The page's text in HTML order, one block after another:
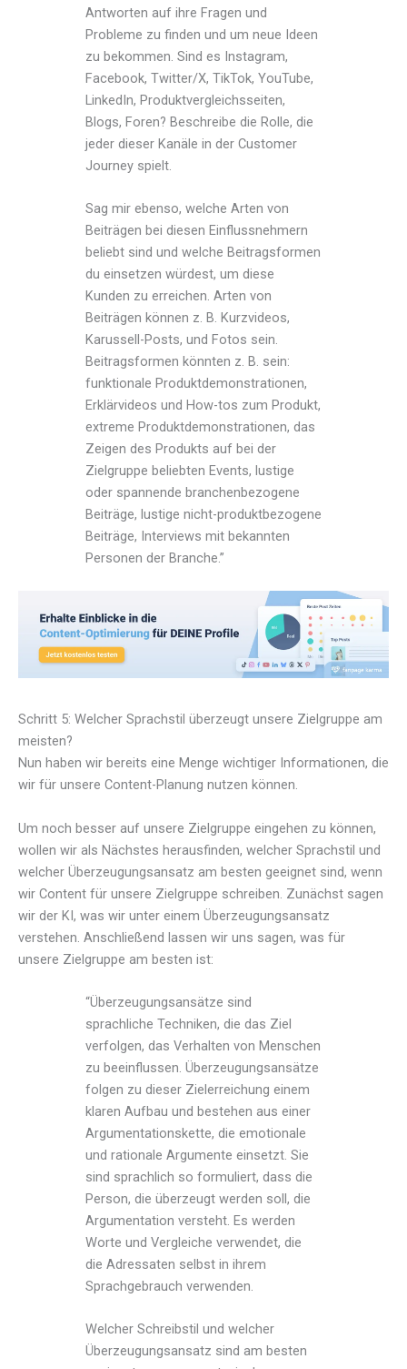
Antworten auf ihre Fragen und
Probleme zu finden und um neue Ideen
zu bekommen. Sind es Instagram,
Facebook, Twitter/X, TikTok, YouTube,
LinkedIn, Produktvergleichsseiten,
Blogs, Foren? Beschreibe die Rolle, die
jeder dieser Kanäle in der Customer
Journey spielt.
Sag mir ebenso, welche Arten von
Beiträgen bei diesen Einflussnehmern
beliebt sind und welche Beitragsformen
du einsetzen würdest, um diese
Kunden zu erreichen. Arten von
Beiträgen können z. B. Kurzvideos,
Karussell-Posts, und Fotos sein.
Beitragsformen könnten z. B. sein:
funktionale Produktdemonstrationen,
Erklärvideos und How-tos zum Produkt,
extreme Produktdemonstrationen, das
Zeigen des Produkts auf bei der
Zielgruppe beliebten Events, lustige
oder spannende branchenbezogene
Beiträge, lustige nicht-produktbezogene
Beiträge, Interviews mit bekannten
Personen der Branche.”
Schritt 5: Welcher Sprachstil überzeugt unsere Zielgruppe am
meisten?
Nun haben wir bereits eine Menge wichtiger Informationen, die
wir für unsere Content-Planung nutzen können.
Um noch besser auf unsere Zielgruppe eingehen zu können,
wollen wir als Nächstes herausfinden, welcher Sprachstil und
welcher Überzeugungsansatz am besten geeignet sind, wenn
wir Content für unsere Zielgruppe schreiben. Zunächst sagen
wir der KI, was wir unter einem Überzeugungsansatz
verstehen. Anschließend lassen wir uns sagen, was für
unsere Zielgruppe am besten ist:
“Überzeugungsansätze sind
sprachliche Techniken, die das Ziel
verfolgen, das Verhalten von Menschen
zu beeinflussen. Überzeugungsansätze
folgen zu dieser Zielerreichung einem
klaren Aufbau und bestehen aus einer
Argumentationskette, die emotionale
und rationale Argumente einsetzt. Sie
sind sprachlich so formuliert, dass die
Person, die überzeugt werden soll, die
Argumentation versteht. Es werden
Worte und Vergleiche verwendet, die
die Adressaten selbst in ihrem
Sprachgebrauch verwenden.
Welcher Schreibstil und welcher
Überzeugungsansatz sind am besten